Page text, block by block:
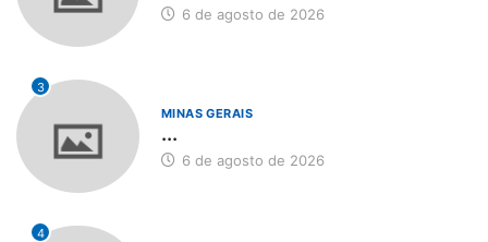
6 de agosto de 2026
3
MINAS GERAIS
...
6 de agosto de 2026
4